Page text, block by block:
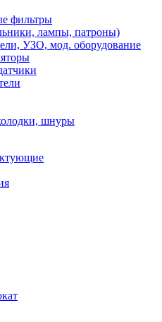
фильтры
лампы, патроны)
УЗО, мод. оборудование
шнуры